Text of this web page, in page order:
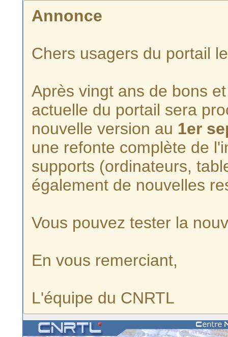
Annonce
Chers usagers du portail
Après vingt ans de bons
actuelle du portail sera
nouvelle version au 1er
une refonte complète de
supports (ordinateurs,
également de nouvelles
Vous pouvez tester la
En vous remerciant,
L'équipe du CNRTL